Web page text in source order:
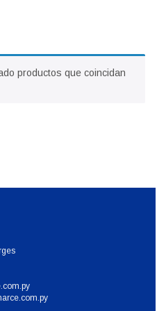
productos que coincidan